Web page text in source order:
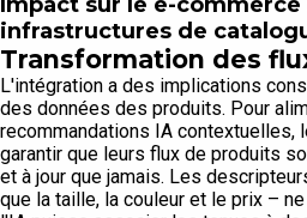
infrastructures de
Transformation des
L'intégration a des implications
des données des produits. Pour
recommandations IA contextuelles,
garantir que leurs flux de produits
et à jour que jamais. Les
que la taille, la couleur et le prix –